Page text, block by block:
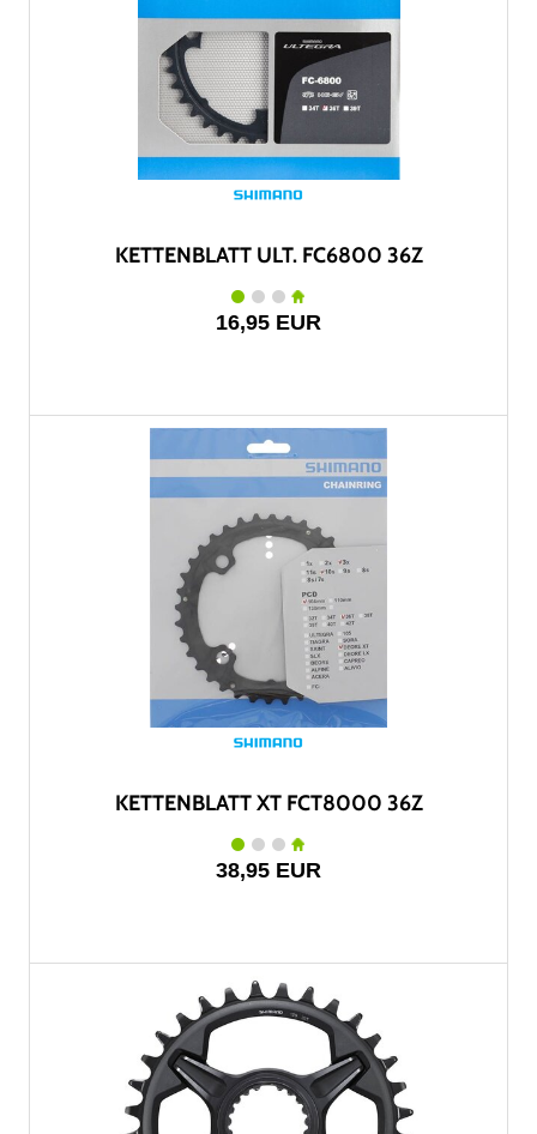
KETTENBLATT ULT. FC6800 36Z
16,95 EUR
KETTENBLATT XT FCT8000 36Z
38,95 EUR